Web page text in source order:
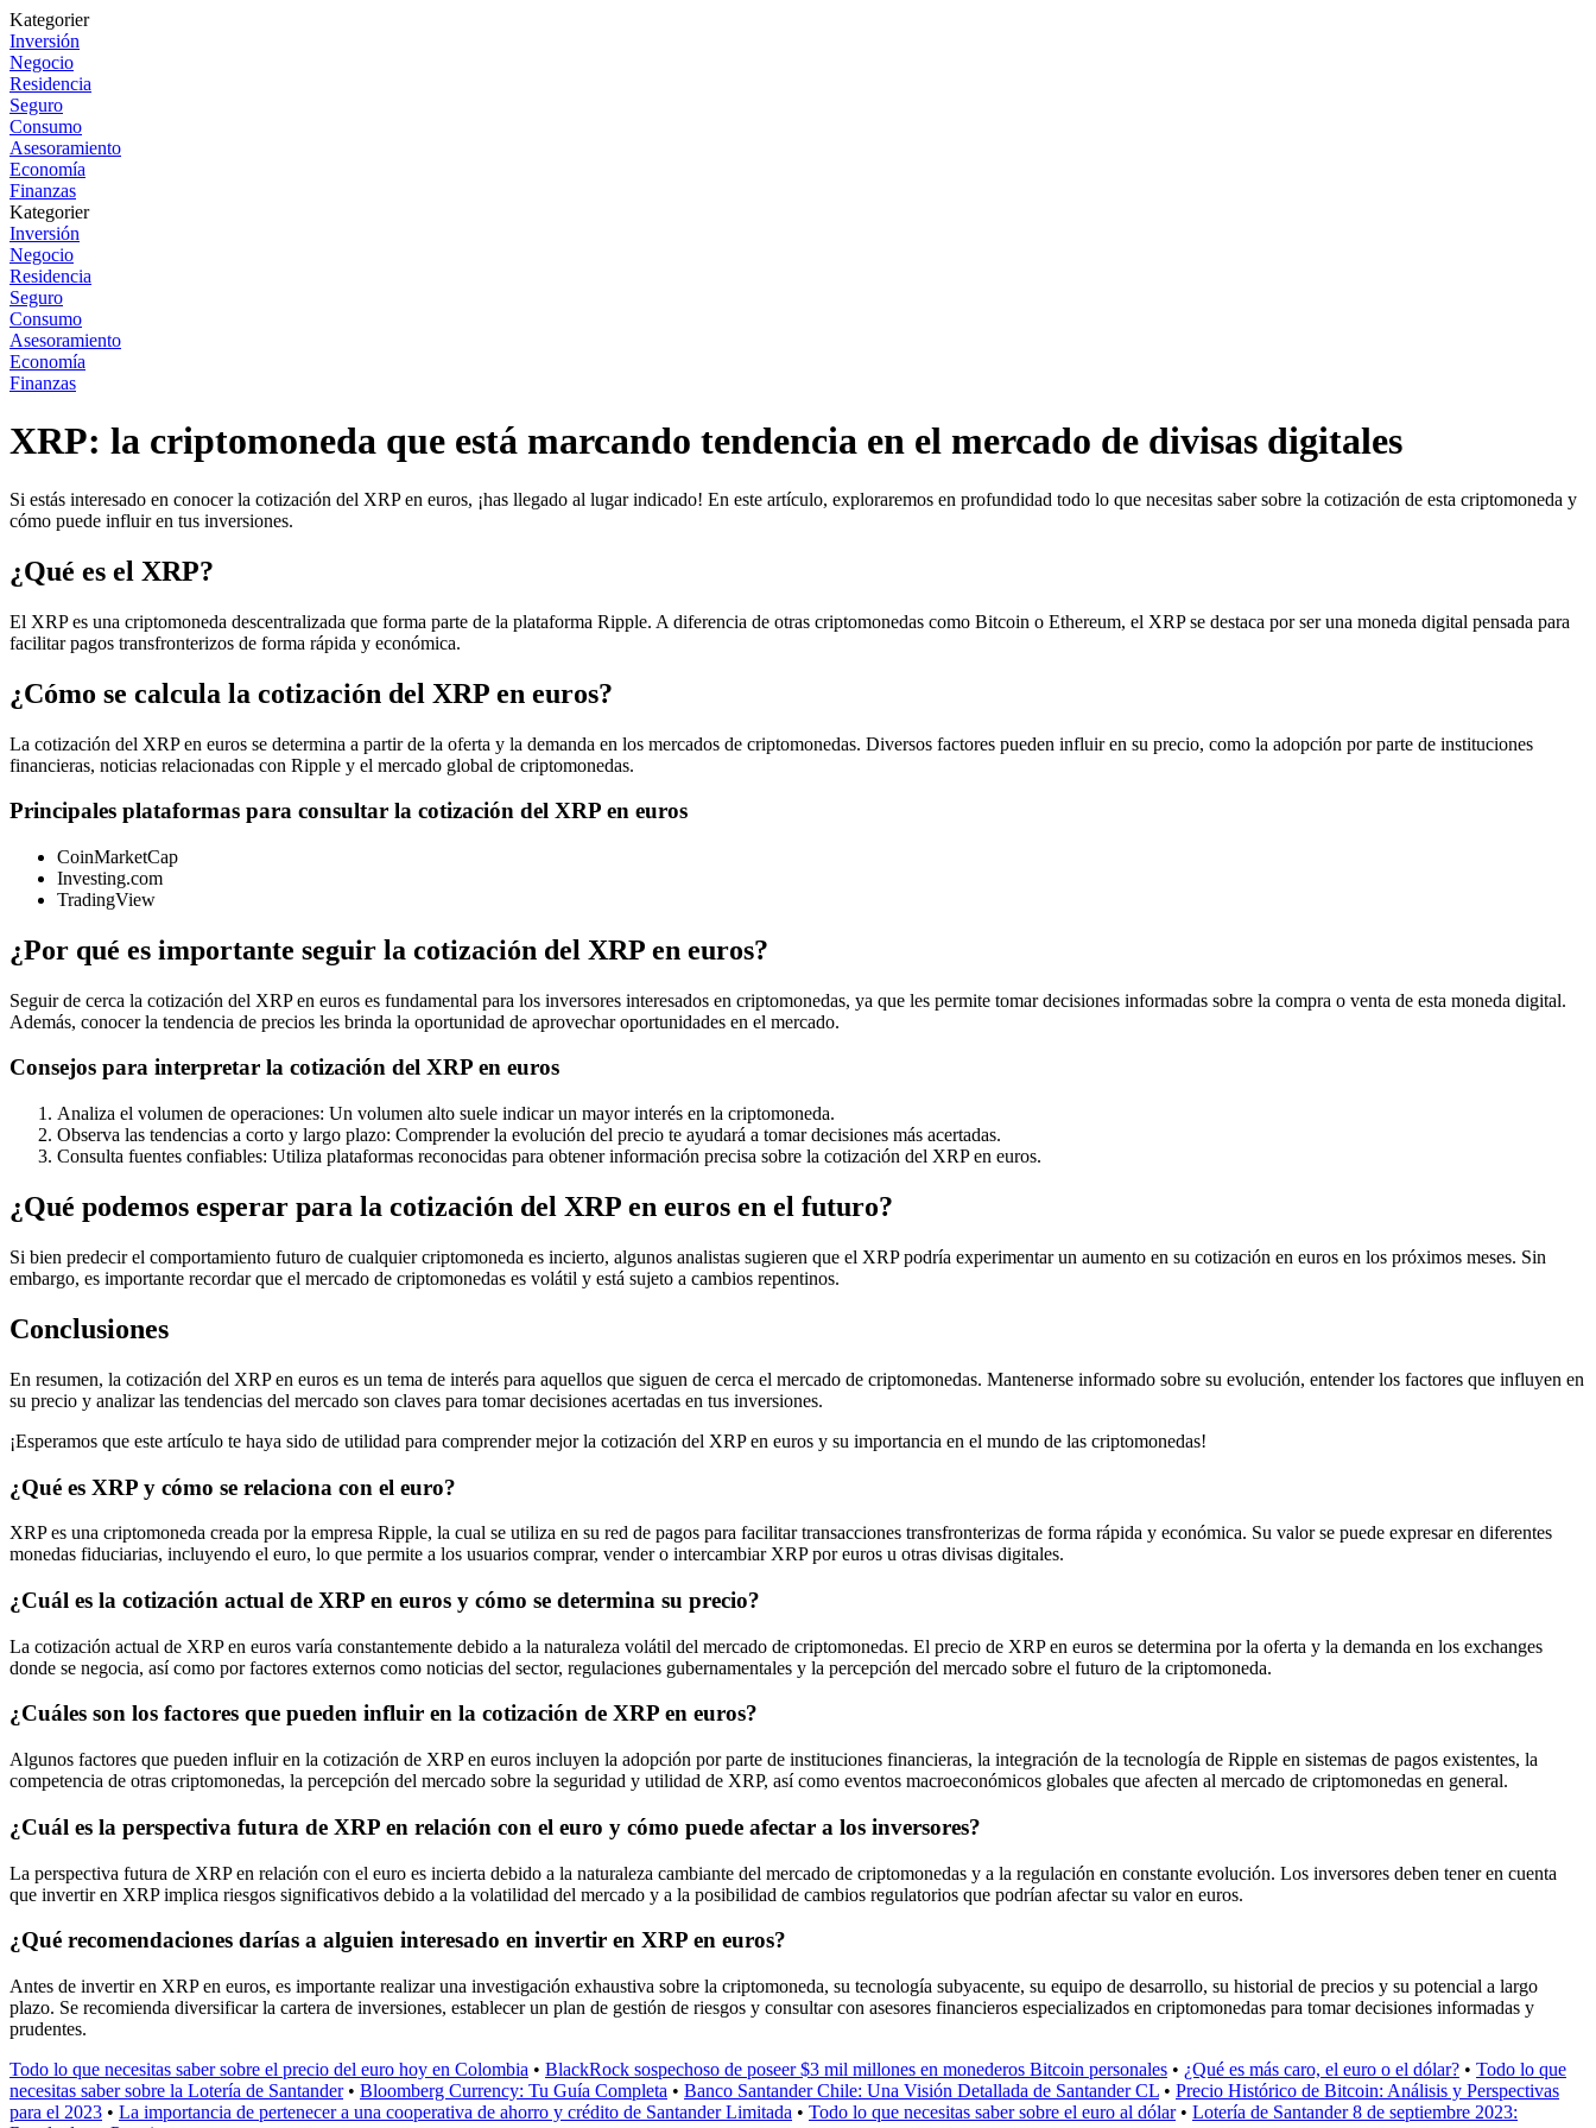
Kategorier
Inversión
Negocio
Residencia
Seguro
Consumo
Asesoramiento
Economía
Finanzas
Kategorier
Inversión
Negocio
Residencia
Seguro
Consumo
Asesoramiento
Economía
Finanzas
XRP: la criptomoneda que está marcando tendencia en el mercado de divisas digitales
Si estás interesado en conocer la cotización del XRP en euros, ¡has llegado al lugar indicado! En este artículo, exploraremos en profundidad todo lo que necesitas saber sobre la cotización de esta criptomoneda y
cómo puede influir en tus inversiones.
¿Qué es el XRP?
El XRP es una criptomoneda descentralizada que forma parte de la plataforma Ripple. A diferencia de otras criptomonedas como Bitcoin o Ethereum, el XRP se destaca por ser una moneda digital pensada para
facilitar pagos transfronterizos de forma rápida y económica.
¿Cómo se calcula la cotización del XRP en euros?
La cotización del XRP en euros se determina a partir de la oferta y la demanda en los mercados de criptomonedas. Diversos factores pueden influir en su precio, como la adopción por parte de instituciones
financieras, noticias relacionadas con Ripple y el mercado global de criptomonedas.
Principales plataformas para consultar la cotización del XRP en euros
CoinMarketCap
Investing.com
TradingView
¿Por qué es importante seguir la cotización del XRP en euros?
Seguir de cerca la cotización del XRP en euros es fundamental para los inversores interesados en criptomonedas, ya que les permite tomar decisiones informadas sobre la compra o venta de esta moneda digital.
Además, conocer la tendencia de precios les brinda la oportunidad de aprovechar oportunidades en el mercado.
Consejos para interpretar la cotización del XRP en euros
Analiza el volumen de operaciones: Un volumen alto suele indicar un mayor interés en la criptomoneda.
Observa las tendencias a corto y largo plazo: Comprender la evolución del precio te ayudará a tomar decisiones más acertadas.
Consulta fuentes confiables: Utiliza plataformas reconocidas para obtener información precisa sobre la cotización del XRP en euros.
¿Qué podemos esperar para la cotización del XRP en euros en el futuro?
Si bien predecir el comportamiento futuro de cualquier criptomoneda es incierto, algunos analistas sugieren que el XRP podría experimentar un aumento en su cotización en euros en los próximos meses. Sin
embargo, es importante recordar que el mercado de criptomonedas es volátil y está sujeto a cambios repentinos.
Conclusiones
En resumen, la cotización del XRP en euros es un tema de interés para aquellos que siguen de cerca el mercado de criptomonedas. Mantenerse informado sobre su evolución, entender los factores que influyen en
su precio y analizar las tendencias del mercado son claves para tomar decisiones acertadas en tus inversiones.
¡Esperamos que este artículo te haya sido de utilidad para comprender mejor la cotización del XRP en euros y su importancia en el mundo de las criptomonedas!
¿Qué es XRP y cómo se relaciona con el euro?
XRP es una criptomoneda creada por la empresa Ripple, la cual se utiliza en su red de pagos para facilitar transacciones transfronterizas de forma rápida y económica. Su valor se puede expresar en diferentes
monedas fiduciarias, incluyendo el euro, lo que permite a los usuarios comprar, vender o intercambiar XRP por euros u otras divisas digitales.
¿Cuál es la cotización actual de XRP en euros y cómo se determina su precio?
La cotización actual de XRP en euros varía constantemente debido a la naturaleza volátil del mercado de criptomonedas. El precio de XRP en euros se determina por la oferta y la demanda en los exchanges
donde se negocia, así como por factores externos como noticias del sector, regulaciones gubernamentales y la percepción del mercado sobre el futuro de la criptomoneda.
¿Cuáles son los factores que pueden influir en la cotización de XRP en euros?
Algunos factores que pueden influir en la cotización de XRP en euros incluyen la adopción por parte de instituciones financieras, la integración de la tecnología de Ripple en sistemas de pagos existentes, la
competencia de otras criptomonedas, la percepción del mercado sobre la seguridad y utilidad de XRP, así como eventos macroeconómicos globales que afecten al mercado de criptomonedas en general.
¿Cuál es la perspectiva futura de XRP en relación con el euro y cómo puede afectar a los inversores?
La perspectiva futura de XRP en relación con el euro es incierta debido a la naturaleza cambiante del mercado de criptomonedas y a la regulación en constante evolución. Los inversores deben tener en cuenta
que invertir en XRP implica riesgos significativos debido a la volatilidad del mercado y a la posibilidad de cambios regulatorios que podrían afectar su valor en euros.
¿Qué recomendaciones darías a alguien interesado en invertir en XRP en euros?
Antes de invertir en XRP en euros, es importante realizar una investigación exhaustiva sobre la criptomoneda, su tecnología subyacente, su equipo de desarrollo, su historial de precios y su potencial a largo
plazo. Se recomienda diversificar la cartera de inversiones, establecer un plan de gestión de riesgos y consultar con asesores financieros especializados en criptomonedas para tomar decisiones informadas y
prudentes.
Todo lo que necesitas saber sobre el precio del euro hoy en Colombia • BlackRock sospechoso de poseer $3 mil millones en monederos Bitcoin personales • ¿Qué es más caro, el euro o el dólar? • Todo lo que
necesitas saber sobre la Lotería de Santander• Bloomberg Currency: Tu Guía Completa • Banco Santander Chile: Una Visión Detallada de Santander CL • Precio Histórico de Bitcoin: Análisis y Perspectivas
para el 2023 • La importancia de pertenecer a una cooperativa de ahorro y crédito de Santander Limitada • Todo lo que necesitas saber sobre el euro al dólar• Lotería de Santander 8 de septiembre 2023: